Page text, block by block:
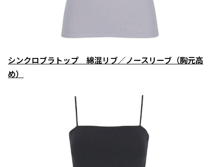
シンクロブラトップ 綿混リブ／ノースリーブ（胸元高
め）